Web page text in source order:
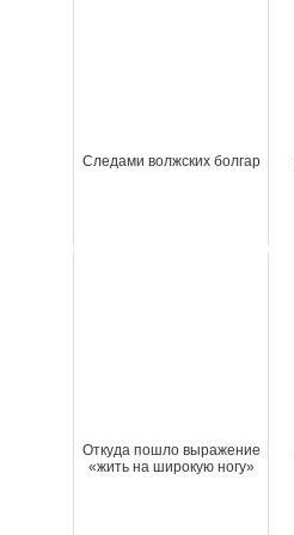
Следами волжских болгар
Откуда пошло выражение
«жить на широкую ногу»